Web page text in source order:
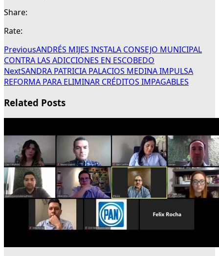
Share:
Rate:
PreviousANDRÉS MIJES INSTALA CONSEJO MUNICIPAL
CONTRA LAS ADICCIONES EN ESCOBEDO
NextSANDRA PATRICIA PALACIOS MEDINA IMPULSA
REFORMA PARA ELIMINAR CRÉDITOS IMPAGABLES
Related Posts